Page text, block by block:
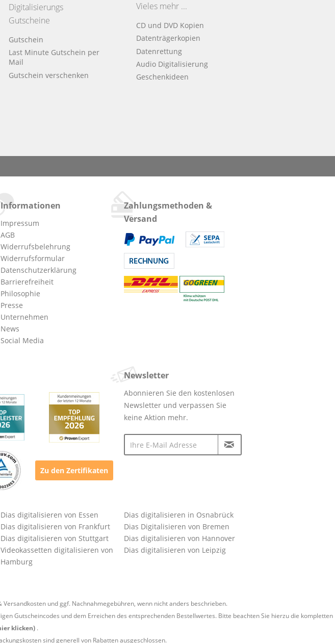
Digitalisierungs
Gutscheine
Gutschein
Last Minute Gutschein per
Mail
Gutschein verschenken
Vieles mehr ...
CD und DVD Kopien
Datenträgerkopien
Datenrettung
Audio Digitalisierung
Geschenkideen
Informationen
Impressum
AGB
Widerrufsbelehrung
Widerrufsformular
Datenschutzerklärung
Barrierefreiheit
Philosophie
Presse
Unternehmen
News
Social Media
Zahlungsmethoden &
Versand
Zu den Zertifikaten
Newsletter
Abonnieren Sie den kostenlosen
Newsletter und verpassen Sie
keine Aktion mehr.
Dias digitalisieren von Essen
Dias digitalisieren von Frankfurt
Dias digitalisieren von Stuttgart
Videokassetten digitalisieren von
Hamburg
Dias digitalisieren in Osnabrück
Dias Digitalisieren von Bremen
Dias digitalisieren von Hannover
Dias digitalisieren von Leipzig
Versandkosten und ggf. Nachnahmegebühren, wenn nicht anders beschrieben.
Gutscheincodes und dem Erreichen des entsprechenden Bestellwertes. Bitte beachten Sie hierzu die kompletten
klicken) .
sind generell von Rabatten ausgeschlossen.